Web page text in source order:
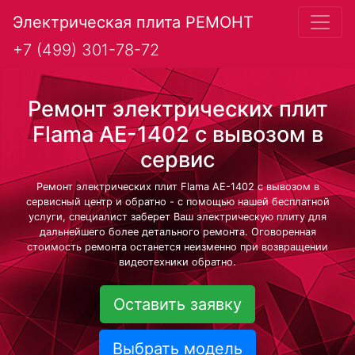
Электрическая плита РЕМОНТ
+7 (499) 301-78-72
Ремонт электрических плит
Flama AE-1402 с вывозом в
сервис
Ремонт электрических плит Flama AE-1402 с вывозом в
сервисный центр и обратно - с помощью нашей бесплатной
услуги, специалист заберет Ваш электрическую плиту для
дальнейшего более детального ремонта. Оговоренная
стоимость ремонта останется неизменно при возвращении
видеотехники обратно.
Оставить заявку
Выбрать модель